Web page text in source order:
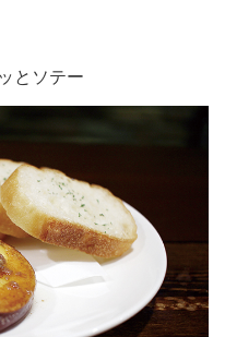
とソテー